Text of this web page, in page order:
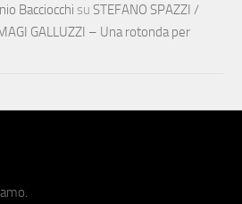
Bacciocchi su STEFANO SPAZZI /
GALLUZZI – Una rotonda per